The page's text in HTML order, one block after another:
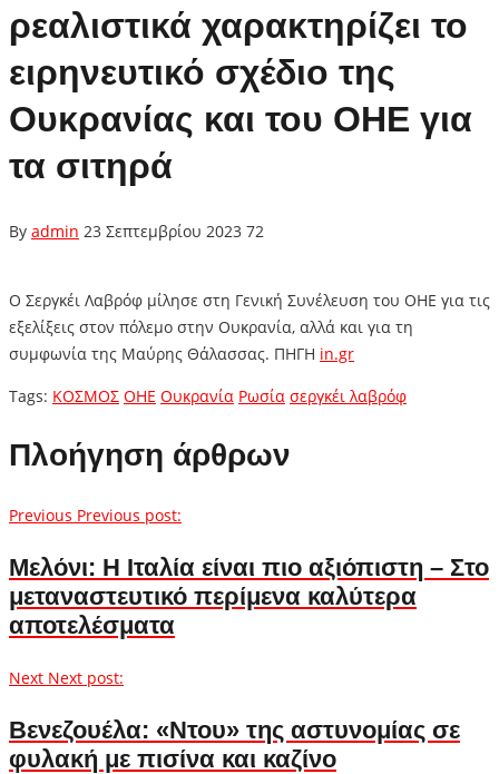
ρεαλιστικά χαρακτηρίζει το
ειρηνευτικό σχέδιο της
Ουκρανίας και του ΟΗΕ για
τα σιτηρά
By admin 23 Σεπτεμβρίου 2023 72
Ο Σεργκέι Λαβρόφ μίλησε στη Γενική Συνέλευση του ΟΗΕ για τις
εξελίξεις στον πόλεμο στην Ουκρανία, αλλά και για τη
συμφωνία της Μαύρης Θάλασσας. ΠΗΓΗ in.gr
Tags: ΚΟΣΜΟΣ ΟΗΕ Ουκρανία Ρωσία σεργκέι λαβρόφ
Πλοήγηση άρθρων
Previous Previous post:
Μελόνι: Η Ιταλία είναι πιο αξιόπιστη – Στο
μεταναστευτικό περίμενα καλύτερα
αποτελέσματα
Next Next post:
Βενεζουέλα: «Ντου» της αστυνομίας σε
φυλακή με πισίνα και καζίνο